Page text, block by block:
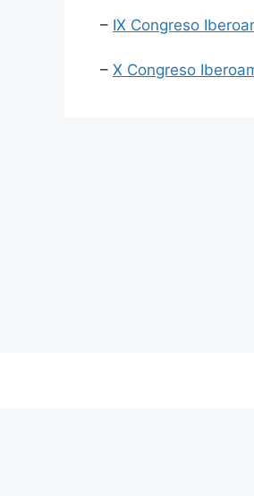
– IX Congreso
– X Congreso